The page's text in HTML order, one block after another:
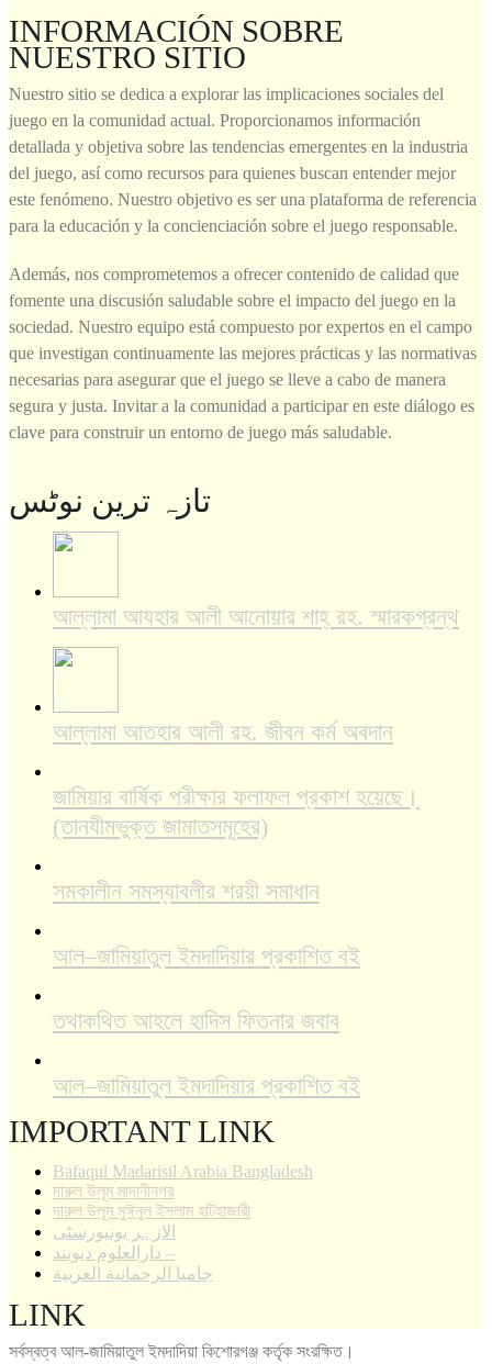
INFORMACIÓN SOBRE
NUESTRO SITIO
Nuestro sitio se dedica a explorar las implicaciones sociales del
juego en la comunidad actual. Proporcionamos información
detallada y objetiva sobre las tendencias emergentes en la industria
del juego, así como recursos para quienes buscan entender mejor
este fenómeno. Nuestro objetivo es ser una plataforma de referencia
para la educación y la concienciación sobre el juego responsable.
Además, nos comprometemos a ofrecer contenido de calidad que
fomente una discusión saludable sobre el impacto del juego en la
sociedad. Nuestro equipo está compuesto por expertos en el campo
que investigan continuamente las mejores prácticas y las normativas
necesarias para asegurar que el juego se lleve a cabo de manera
segura y justa. Invitar a la comunidad a participar en este diálogo es
clave para construir un entorno de juego más saludable.
تازہ ترین نوٹس
আল্লামা আযহার আলী আনোয়ার শাহ্‌ রহ. স্মারকগ্রন্থ
আল্লামা আতহার আলী রহ. জীবন কর্ম অবদান
জামিয়ার বার্ষিক পরীক্ষার ফলাফল প্রকাশ হয়েছে।
(তানযীমভুক্ত জামাতসমূহের)
সমকালীন সমস্যাবলীর শরয়ী সমাধান
আল–জামিয়াতুল ইমদাদিয়ার প্রকাশিত বই
তথাকথিত আহলে হাদিস ফিতনার জবাব
আল–জামিয়াতুল ইমদাদিয়ার প্রকাশিত বই
IMPORTANT LINK
Bafaqul Madarisil Arabia Bangladesh
দারুল উলূম মাদানীনগর
দারুল উলূম মুঈনুল ইসলাম হাটহাজারী
الازہر یونیورسٹی
دارالعلوم دیوبند –
جاميا الرحمانية العربية
LINK
সর্বস্বত্ব আল-জামিয়াতুল ইমদাদিয়া কিশোরগঞ্জ কর্তৃক সংরক্ষিত।